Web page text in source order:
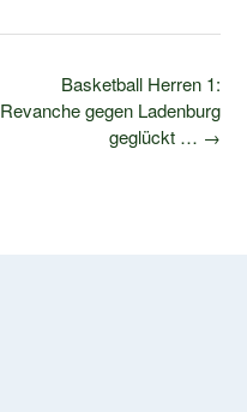
Basketball Herren 1:
Revanche gegen Ladenburg
geglückt … →